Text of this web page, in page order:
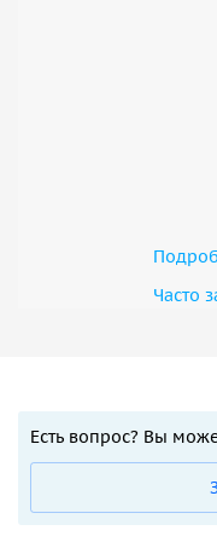
Часто
Есть вопрос? Вы